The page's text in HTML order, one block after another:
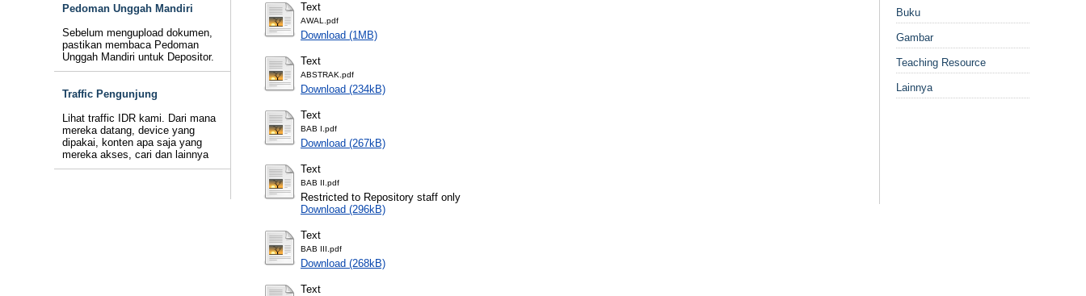
Pedoman Unggah Mandiri
Sebelum mengupload dokumen,
pastikan membaca Pedoman
Unggah Mandiri untuk Depositor.
Traffic Pengunjung
Lihat traffic IDR kami. Dari mana
mereka datang, device yang
dipakai, konten apa saja yang
mereka akses, cari dan lainnya
Text
AWAL.pdf
Download (1MB)
Text
ABSTRAK.pdf
Download (234kB)
Text
BAB I.pdf
Download (267kB)
Text
BAB II.pdf
Restricted to Repository staff only
Download (296kB)
Text
BAB III.pdf
Download (268kB)
Text
Buku
Gambar
Teaching Resource
Lainnya